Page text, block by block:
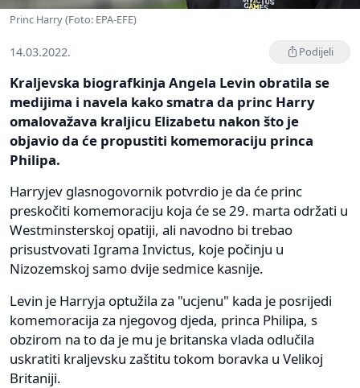
Princ Harry (Foto: EPA-EFE)
14.03.2022. Podijeli
Kraljevska biografkinja Angela Levin obratila se
medijima i navela kako smatra da princ Harry
omalovažava kraljicu Elizabetu nakon što je
objavio da će propustiti komemoraciju princa
Philipa.
Harryjev glasnogovornik potvrdio je da će princ
preskočiti komemoraciju koja će se 29. marta održati u
Westminsterskoj opatiji, ali navodno bi trebao
prisustvovati Igrama Invictus, koje počinju u
Nizozemskoj samo dvije sedmice kasnije.
Levin je Harryja optužila za "ucjenu" kada je posrijedi
komemoracija za njegovog djeda, princa Philipa, s
obzirom na to da je mu je britanska vlada odlučila
uskratiti kraljevsku zaštitu tokom boravka u Velikoj
Britaniji.